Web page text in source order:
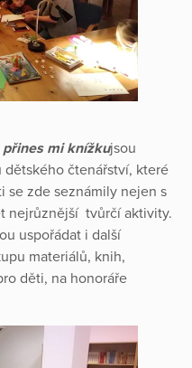
mi knížkujsou
dětského čtenářství, které
se zde seznámily nejen s
nejrůznější tvůrčí aktivity.
uspořádat i další
materiálů, knih,
děti, na honoráře